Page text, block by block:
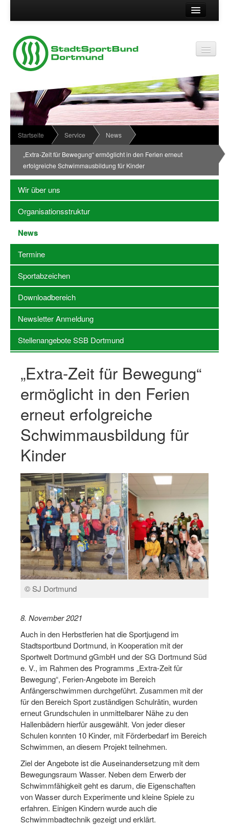
Suche
Vereinsservice
Vereinskennziffer
Passwort
Kontakt
Impressum
Datenschutz
Wir über uns
Organisationsstruktur
News
Termine
Sportabzeichen
Downloadbereich
Newsletter Anmeldung
Stellenangebote SSB Dortmund
Vereine
Vereinssuche
Übungsleiterbörse
Sportanlagen in Dortmund
Olympiabewerbung
Kinderschutz im Sport
Fördermöglichkeiten
Vereinsberatung
Wege zur Kooperation
Villa Froschloch
Log-in "Vereine"
Qualifizierung
SSB Qualifizierungen
Übersicht Qualifizierungswege
Qualifizierung im Vereinsmanagement
Fachtag Bildung braucht Bewegung
Erste-Hilfe-Ausbildung
Anmeldeformular / Anmeldebedingungen
Bezuschussung Qualifizierung für Dortmunder
Projekte
Open Sports Day
Dortmund lernt Schwimmen
Mädchen in Mannschaftssportarten
Bewegungszwerge
Mini-Sportabzeichen
Sportgutschein 4.0
SportartCheck
Startseite Service News
„Extra-Zeit für Bewegung“ ermöglicht in den Ferien erneut
erfolgreiche Schwimmausbildung für Kinder
Wir über uns
Organisationsstruktur
News
Termine
Sportabzeichen
Downloadbereich
Newsletter Anmeldung
Stellenangebote SSB Dortmund
„Extra-Zeit für Bewegung“
ermöglicht in den Ferien
erneut erfolgreiche
Schwimmausbildung für
Kinder
© SJ Dortmund
8. November 2021
Auch in den Herbstferien hat die Sportjugend im
Stadtsportbund Dortmund, in Kooperation mit der
Sportwelt Dortmund gGmbH und der SG Dortmund Süd
e. V., im Rahmen des Programms „Extra-Zeit für
Bewegung“, Ferien-Angebote im Bereich
Anfängerschwimmen durchgeführt. Zusammen mit der
für den Bereich Sport zuständigen Schulrätin, wurden
erneut Grundschulen in unmittelbarer Nähe zu den
Hallenbädern hierfür ausgewählt. Von jeder dieser
Schulen konnten 10 Kinder, mit Förderbedarf im Bereich
Schwimmen, an diesem Projekt teilnehmen.
Ziel der Angebote ist die Auseinandersetzung mit dem
Bewegungsraum Wasser. Neben dem Erwerb der
Schwimmfähigkeit geht es darum, die Eigenschaften
von Wasser durch Experimente und kleine Spiele zu
erfahren. Einigen Kindern wurde auch die
Schwimmbadtechnik gezeigt und erklärt.